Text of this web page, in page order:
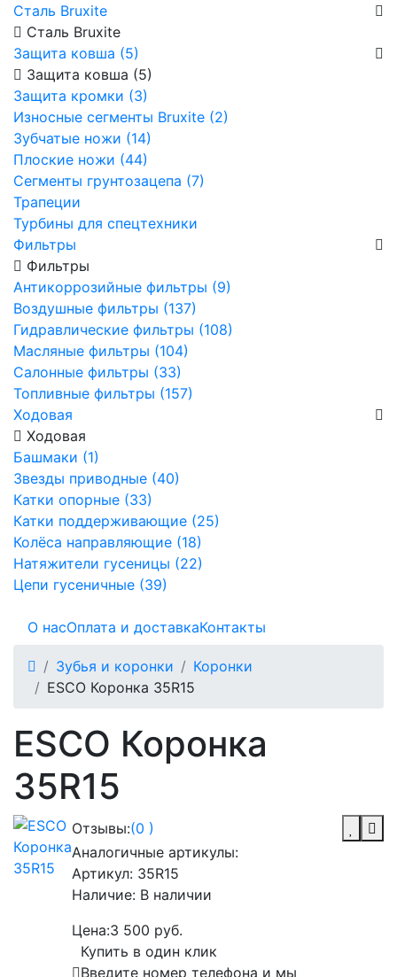
Сталь Bruxite
Сталь Bruxite
Защита ковша (5)
Защита ковша (5)
Защита кромки (3)
Износные сегменты Bruxite (2)
Зубчатые ножи (14)
Плоские ножи (44)
Сегменты грунтозацепа (7)
Трапеции
Турбины для спецтехники
Фильтры
Фильтры
Антикоррозийные фильтры (9)
Воздушные фильтры (137)
Гидравлические фильтры (108)
Масляные фильтры (104)
Салонные фильтры (33)
Топливные фильтры (157)
Ходовая
Ходовая
Башмаки (1)
Звезды приводные (40)
Катки опорные (33)
Катки поддерживающие (25)
Колёса направляющие (18)
Натяжители гусеницы (22)
Цепи гусеничные (39)
О насОплата и доставкаКонтакты
Зубья и коронки
Коронки
ESCO Коронка 35R15
ESCO Коронка
35R15
Отзывы:(0 )
Аналогичные артикулы:
Артикул: 35R15
Наличие: В наличии
Цена:3 500 руб.
Купить в один клик
Введите номер телефона и мы